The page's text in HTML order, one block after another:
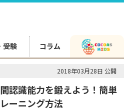
受験 コラム
2018年03月28日 公開
認識能力を鍛えよう！簡単
ーニング方法